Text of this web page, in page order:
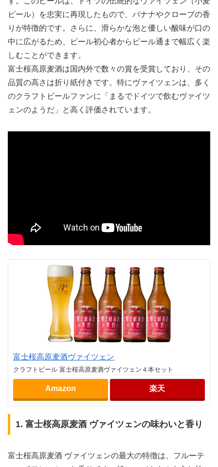
ビール）を忠実に再現したもので、バナナやクローブの香
りが特徴的です。さらに、滑らかな泡と優しい酸味が口の
中に広がるため、ビール初心者からビール通まで幅広く楽
しむことができます。
富士桜高原麦酒は国内外で数々の賞を受賞しており、その
品質の高さは折り紙付きです。特にヴァイツェンは、多く
のクラフトビールファンに「まるでドイツで飲むヴァイツ
ェンのようだ」と高く評価されています。
富士桜高原麦酒ヴァイツェン
クラフトビール 富士桜高原麦酒ヴァイツェン４本セット
Amazon 楽天
1. 富士桜高原麦酒 ヴァイツェンの味わいと香り
富士桜高原麦酒 ヴァイツェンの最大の特徴は、フルーテ